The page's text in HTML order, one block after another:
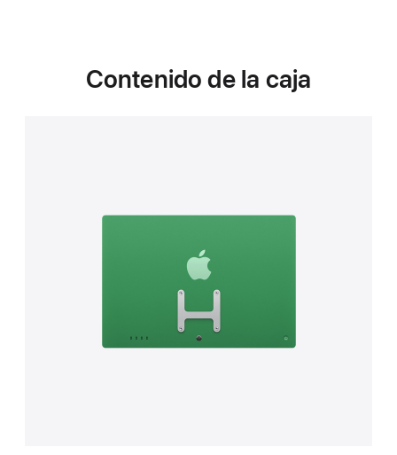
Contenido de la caja